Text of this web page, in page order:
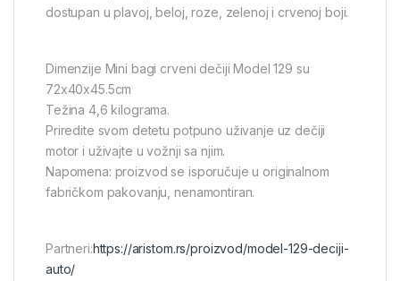
dostupan u plavoj, beloj, roze, zelenoj i crvenoj boji.
Dimenzije Mini bagi crveni dečiji Model 129 su
72x40x45.5cm
Težina 4,6 kilograma.
Priredite svom detetu potpuno uživanje uz dečiji
motor i uživajte u vožnji sa njim.
Napomena: proizvod se isporučuje u originalnom
fabričkom pakovanju, nenamontiran.
Partneri:https://aristom.rs/proizvod/model-129-deciji-
auto/